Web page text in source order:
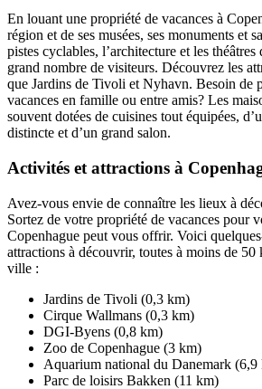
En louant une propriété de vacances à
région et de ses musées, ses monuments et
pistes cyclables, l’architecture et les
grand nombre de visiteurs. Découvrez les
que Jardins de Tivoli et Nyhavn. Besoin de
vacances en famille ou entre amis? Les
souvent dotées de cuisines tout équipées,
distincte et d’un grand salon.
Activités et attractions à
Avez-vous envie de connaître les lieux à
Sortez de votre propriété de vacances pour
Copenhague peut vous offrir. Voici
attractions à découvrir, toutes à moins de 50
ville :
Jardins de Tivoli (0,3 km)
Cirque Wallmans (0,3 km)
DGI-Byens (0,8 km)
Zoo de Copenhague (3 km)
Aquarium national du Danemark (6,9
Parc de loisirs Bakken (11 km)